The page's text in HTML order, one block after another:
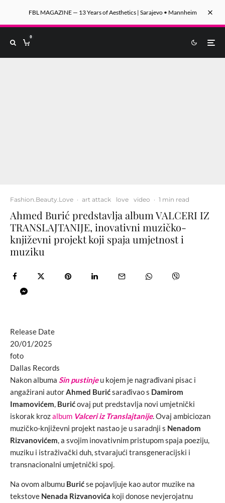
FBL MAGAZINE — 13 Years of Aesthetics | Sarajevo • Mannheim
0
Fashion.Beauty.Love · art attack love video · 1 min read
Ahmed Burić predstavlja album VALCERI IZ
TRANSLAJTANIJE, inovativni muzičko-
književni projekt koji spaja umjetnost i
muziku
Release Date
20/01/2025
foto
Dallas Records
Nakon albuma Sin pustinje u kojem je nagrađivani pisac i
angažirani autorAhmed Burićsarađivao s Damirom
Imamovićem, Burićovaj put predstavlja novi umjetnički
iskorak krozalbum Valceri iz Translajtanije. Ovaj ambiciozan
muzičko-književni projekt nastao je u saradnji s Nenadom
Rizvanovićem, a svojim inovativnim pristupom spaja poeziju,
muziku i istraživački duh, stvarajući transgeneracijski i
transnacionalni umjetnički spoj.
Na ovom albumu Burićse pojavljuje kao autor muzike na
tekstove Nenada Rizvanovića koji donose nevjerojatnu